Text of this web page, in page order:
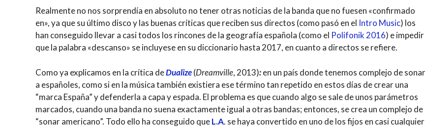
Realmente no nos sorprendía en absoluto no tener otras noticias de la banda que no fuesen «confirmado
en», ya que su último disco y las buenas críticas que reciben sus directos (como pasó en el Intro Music) los
han conseguido llevar a casi todos los rincones de la geografía española (como el Polifonik 2016) e impedir
que la palabra «descanso» se incluyese en su diccionario hasta 2017, en cuanto a directos se refiere.
Como ya explicamos en la crítica deDualize(Dreamville, 2013):en un país donde tenemos complejo de sonar
a españoles, como si en la música también existiera ese término tan repetido en estos días de crear una
“marca España” y defenderla a capa y espada. El problema es que cuando algo se sale de unos parámetros
marcados, cuando una banda no suena exactamente igual a otras bandas; entonces, se crea un complejo de
“sonar americano”. Todo ello ha conseguido queL.A. se haya convertido en uno de los fijos en casi cualquier